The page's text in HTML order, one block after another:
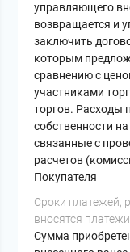
управляющего
возвращается и
заключить
которым
сравнению с
участниками
торгов. Расходы
собственности
связанные с
расчетов
Покупателя
Сроки платежей,
вносятся платежи
Сумма